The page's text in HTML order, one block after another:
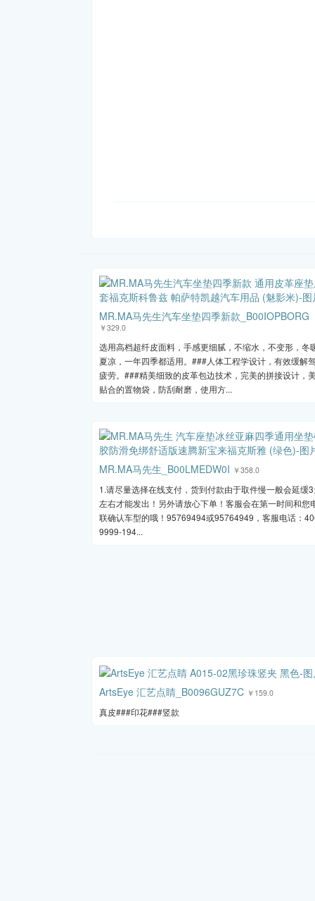
MR.MA马先生汽车坐垫四季新款_B00IOPBORG
￥329.0
选用高档超纤皮面料，手感更细腻，不缩水，不变形，冬
夏凉，一年四季都适用。###人体工程学设计，有效缓解
疲劳。###精美细致的皮革包边技术，完美的拼接设计，
贴合的置物袋，防刮耐磨，使用方...
MR.MA马先生_B00LMEDW0I ￥358.0
1.请尽量选择在线支付，货到付款由于取件慢一般会延缓
左右才能发出！另外请放心下单！客服会在第一时间和您
联确认车型的哦！95769494或95764949，客服电话：
9999-194...
ArtsEye 汇艺点睛_B0096GUZ7C ￥159.0
真皮###印花###竖款